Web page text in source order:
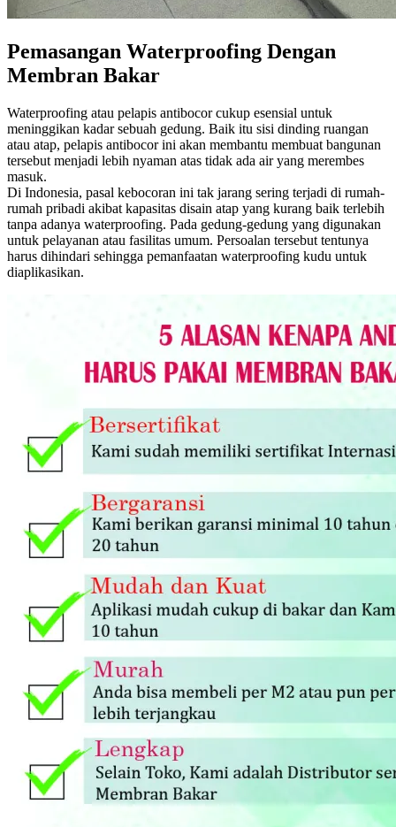
Pemasangan Waterproofing Dengan
Membran Bakar
Waterproofing atau pelapis antibocor cukup esensial untuk
meninggikan kadar sebuah gedung. Baik itu sisi dinding ruangan
atau atap, pelapis antibocor ini akan membantu membuat bangunan
tersebut menjadi lebih nyaman atas tidak ada air yang merembes
masuk.
Di Indonesia, pasal kebocoran ini tak jarang sering terjadi di rumah-
rumah pribadi akibat kapasitas disain atap yang kurang baik terlebih
tanpa adanya waterproofing. Pada gedung-gedung yang digunakan
untuk pelayanan atau fasilitas umum. Persoalan tersebut tentunya
harus dihindari sehingga pemanfaatan waterproofing kudu untuk
diaplikasikan.